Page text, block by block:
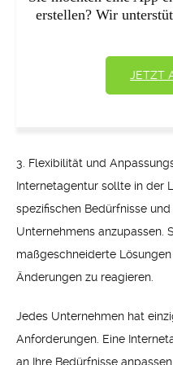
erstellen? Wir
JETZT
3. Flexibilität und
Internetagentur sollte in der
spezifischen Bedürfnisse
Unternehmens anzupassen.
maßgeschneiderte
Änderungen zu reagieren.
Jedes Unternehmen hat
Anforderungen. Eine
an Ihre Bedürfnisse